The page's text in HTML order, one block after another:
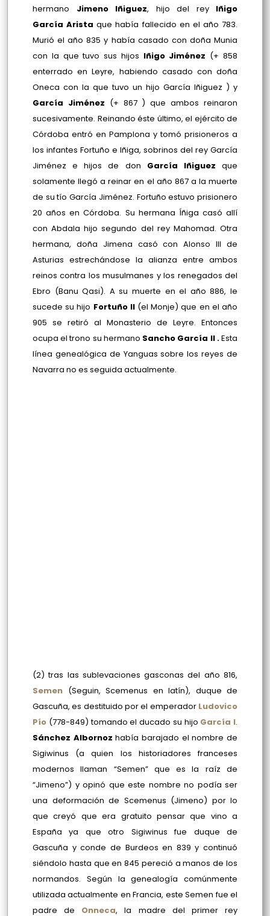
hermano Jimeno Iñiguez, hijo del rey Iñigo
García Arista que había fallecido en el año 783.
Murió el año 835 y había casado con doña Munia
con la que tuvo sus hijos Iñigo Jiménez (+ 858
enterrado en Leyre, habiendo casado con doña
Oneca con la que tuvo un hijo García Iñiguez ) y
García Jiménez (+ 867 ) que ambos reinaron
sucesivamente. Reinando éste último, el ejército de
Córdoba entró en Pamplona y tomó prisioneros a
los infantes Fortuño e Iñiga, sobrinos del rey García
Jiménez e hijos de don García Iñiguez que
solamente llegó a reinar en el año 867 a la muerte
de su tío García Jiménez. Fortuño estuvo prisionero
20 años en Córdoba. Su hermana Íñiga casó allí
con Abdala hijo segundo del rey Mahomad. Otra
hermana, doña Jimena casó con Alonso III de
Asturias estrechándose la alianza entre ambos
reinos contra los musulmanes y los renegados del
Ebro (Banu Qasi). A su muerte en el año 886, le
sucede su hijo Fortuño II(el Monje) que en el año
905 se retiró al Monasterio de Leyre. Entonces
ocupa el trono su hermano Sancho García II .Esta
línea genealógica de Yanguas sobre los reyes de
Navarra no es seguida actualmente.
(2) tras las sublevaciones gasconas del año 816,
Semen (Seguin, Scemenus en latín), duque de
Gascuña, es destituido por el emperador Ludovico
Pío (778-849) tomando el ducado su hijo García I.
Sánchez Albornoz había barajado el nombre de
Sigiwinus (a quien los historiadores franceses
modernos llaman “Semen” que es la raíz de
“Jimeno”) y opinó que este nombre no podía ser
una deformación de Scemenus (Jimeno) por lo
que creyó que era gratuito pensar que vino a
España ya que otro Sigiwinus fue duque de
Gascuña y conde de Burdeos en 839 y continuó
siéndolo hasta que en 845 pereció a manos de los
normandos. Según la genealogía comúnmente
utilizada actualmente en Francia, este Semen fue el
padre de Onneca, la madre del primer rey